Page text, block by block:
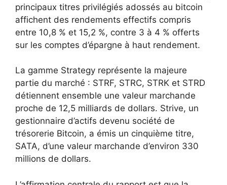
principaux titres privilégiés adossés au bitcoin
affichent des rendements effectifs compris
entre 10,8 % et 15,2 %, contre 3 à 4 % offerts
sur les comptes d’épargne à haut rendement.
La gamme Strategy représente la majeure
partie du marché : STRF, STRC, STRK et STRD
détiennent ensemble une valeur marchande
proche de 12,5 milliards de dollars. Strive, un
gestionnaire d’actifs devenu société de
trésorerie Bitcoin, a émis un cinquième titre,
SATA, d’une valeur marchande d’environ 330
millions de dollars.